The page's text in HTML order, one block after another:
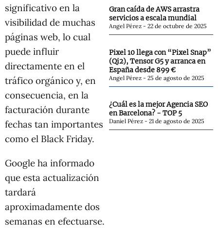
significativo en la
visibilidad de muchas
páginas web, lo cual
puede influir
directamente en el
tráfico orgánico y, en
consecuencia, en la
facturación durante
fechas tan importantes
como el Black Friday.
Google ha informado
que esta actualización
tardará
aproximadamente dos
semanas en efectuarse.
Gran caída de AWS arrastra
servicios a escala mundial
Angel Pérez 22 de octubre de 2025
Pixel 10 llega con “Pixel Snap”
(Qi2), Tensor G5 y arranca en
España desde 899 €
Angel Pérez 25 de agosto de 2025
¿Cuál es la mejor Agencia SEO
en Barcelona? - TOP 5
Daniel Pérez 21 de agosto de 2025